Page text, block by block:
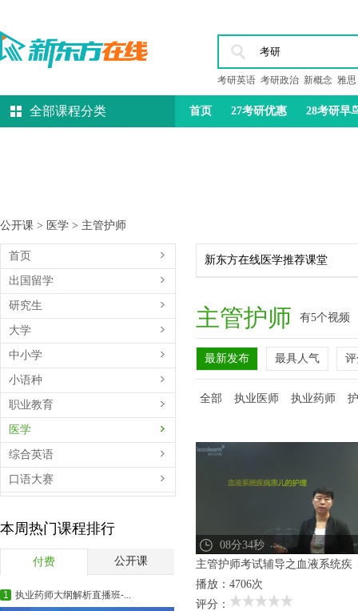
考研英语 考研政治 新概念 雅思
首页 27考研优惠 28考研早
全部课程分类
公开课 > 医学 > 主管护师
首页
出国留学
研究生
大学
中小学
小语种
职业教育
医学
综合英语
口语大赛
扫黄打非公益展播
短视频
本周热门课程排行
付费 公开课
1 执业药师大纲解析直播班-...
新东方在线医学推荐课堂
主管护师 有5个视频
最新发布 最具人气
全部 执业医师 执业药师
08分34秒
主管护师考试辅导之血液系统疾
播放：4706次
评分：